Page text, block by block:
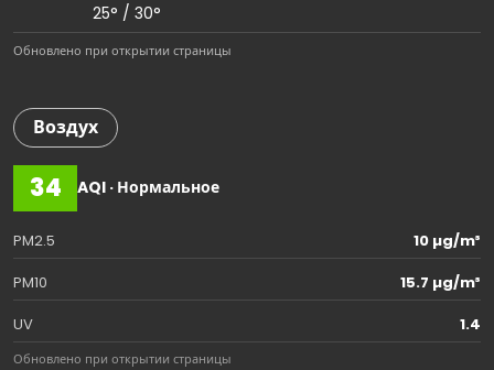
25° / 30°
Обновлено при открытии страницы
Воздух
34 AQI · Нормальное
PM2.5
10 µg/m³
PM10
15.7 µg/m³
UV
1.4
Обновлено при открытии страницы